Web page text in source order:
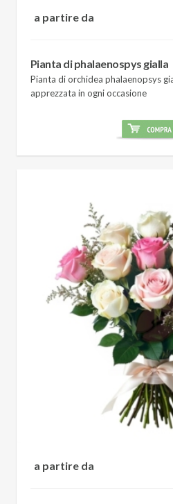
a partire da
Pianta di phalaenospys gialla
Pianta di orchidea phalaenopsys
apprezzata in ogni occasione
a partire da